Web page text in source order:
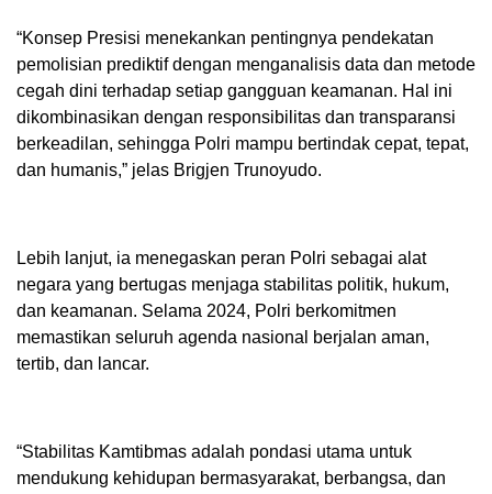
“Konsep Presisi menekankan pentingnya pendekatan
pemolisian prediktif dengan menganalisis data dan metode
cegah dini terhadap setiap gangguan keamanan. Hal ini
dikombinasikan dengan responsibilitas dan transparansi
berkeadilan, sehingga Polri mampu bertindak cepat, tepat,
dan humanis,” jelas Brigjen Trunoyudo.
Lebih lanjut, ia menegaskan peran Polri sebagai alat
negara yang bertugas menjaga stabilitas politik, hukum,
dan keamanan. Selama 2024, Polri berkomitmen
memastikan seluruh agenda nasional berjalan aman,
tertib, dan lancar.
“Stabilitas Kamtibmas adalah pondasi utama untuk
mendukung kehidupan bermasyarakat, berbangsa, dan